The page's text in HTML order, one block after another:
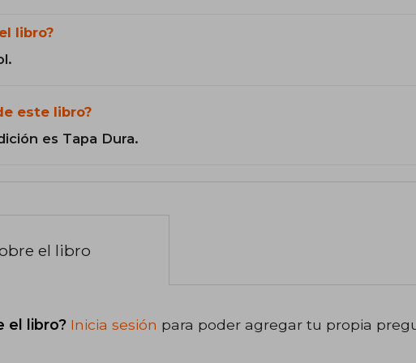
libro?
este libro?
es Tapa Dura.
el libro
el libro? Inicia sesión para poder agregar tu propia